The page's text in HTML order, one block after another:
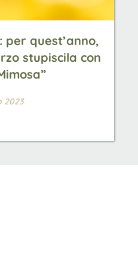
per quest’anno,
stupiscila con
2023